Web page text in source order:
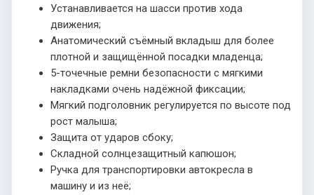
Устанавливается на шасси против хода
движения;
Анатомический съёмный вкладыш для более
плотной и защищённой посадки младенца;
5-точечные ремни безопасности с мягкими
накладками очень надёжной фиксации;
Мягкий подголовник регулируется по высоте под
рост малыша;
Защита от ударов сбоку;
Складной солнцезащитный капюшон;
Ручка для транспортировки автокресла в
машину и из неё;